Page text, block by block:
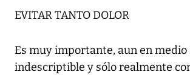
EVITAR TANTO DOLOR
Es muy importante, aun en
indescriptible y sólo realmente